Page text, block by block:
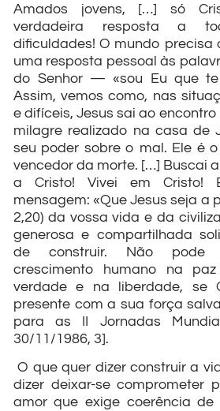
Amados jovens, […] só
verdadeira resposta a
dificuldades! O mundo precisa
uma resposta pessoal às
do Senhor — «sou Eu que te
Assim, vemos como, nas
e difíceis, Jesus sai ao
milagre realizado na casa de
seu poder sobre o mal. Ele é
vencedor da morte. […] Buscai
a Cristo! Vivei em Cristo!
mensagem: «Que Jesus seja a
2,20) da vossa vida e da
generosa e compartilhada
de construir. Não pode
crescimento humano na
verdade e na liberdade, se
presente com a sua força
para as II Jornadas
30/11/1986, 3].
O que quer dizer construir a
dizer deixar-se comprometer
amor que exige coerência de